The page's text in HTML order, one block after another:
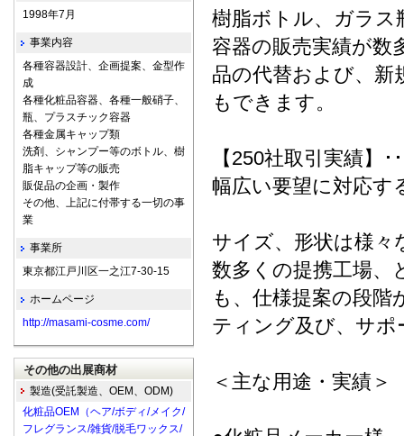
樹脂ボトル、ガラス
容器の販売実績が数
品の代替および、新
もできます。
【250社取引実績】
幅広い要望に対応す
サイズ、形状は様々
数多くの提携工場、
も、仕様提案の段
ティング及び、サ
＜主な用途・実績＞
1998年7月
事業内容
各種容器設計、企画提案、金型作
成
各種化粧品容器、各種一般硝子、
瓶、プラスチック容器
各種金属キャップ類
洗剤、シャンプー等のボトル、樹
脂キャップ等の販売
販促品の企画・製作
その他、上記に付帯する一切の事
業
事業所
東京都江戸川区一之江7-30-15
ホームページ
http://masami-cosme.com/
その他の出展商材
製造(受託製造、OEM、ODM)
化粧品OEM（ヘア/ボディ/メイク/
フレグランス/雑貨/脱毛ワックス/